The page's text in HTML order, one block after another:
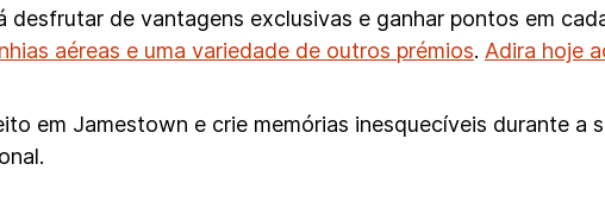
desfrutar de vantagens exclusivas e ganhar pontos em
aéreas e uma variedade de outros prémios. Adira hoje
em Jamestown e crie memórias inesquecíveis durante a